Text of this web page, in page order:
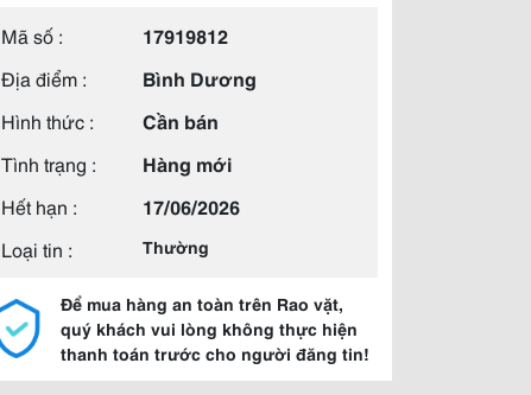
Mã số :
17919812
Địa điểm :
Bình Dương
Hình thức :
Cần bán
Tình trạng :
Hàng mới
Hết hạn :
17/06/2026
Loại tin :
Thường
Để mua hàng an toàn trên Rao vặt,
quý khách vui lòng không thực hiện
thanh toán trước cho người đăng tin!